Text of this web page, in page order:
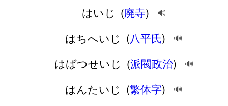
はいじ (廃寺) 🔊
はちへいじ (八平氏) 🔊
はばつせいじ (派閥政治) 🔊
はんたいじ (繁体字) 🔊